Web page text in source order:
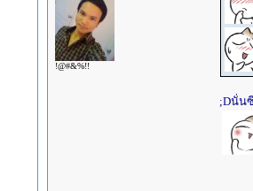
!@#&%!!
;Dนั่น